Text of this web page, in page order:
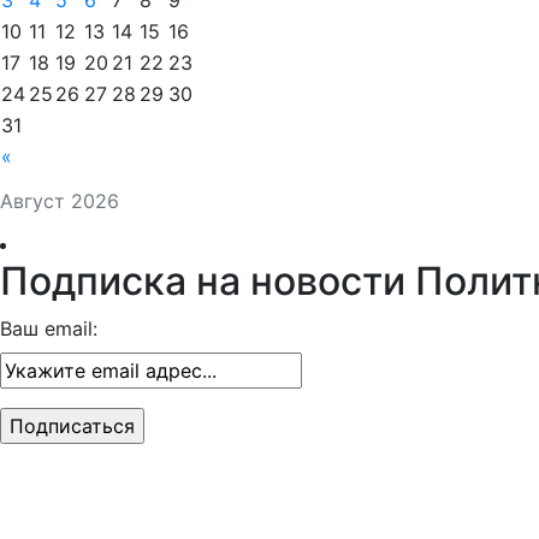
Август 2026
«
10 11 12 13 14 15 16
17 18 19 20 21 22 23
24 25 26 27 28 29 30
31
Подписка на новости
Ваш email: